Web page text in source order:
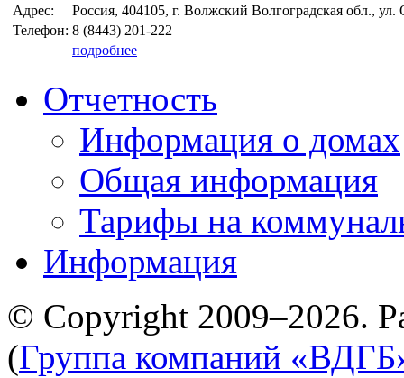
Адрес:
Россия, 404105, г. Волжский Волгоградская обл., ул.
Телефон: 8 (8443) 201-222
подробнее
Отчетность
Информация о домах
Общая информация
Тарифы на
Информация
© Copyright 2009–2026.
(Группа компаний